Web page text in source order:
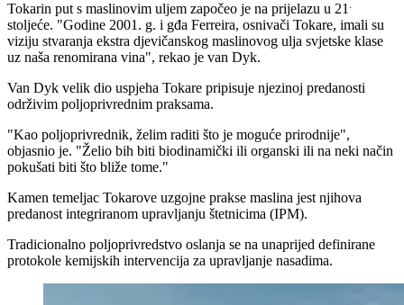
Tokarin put s maslinovim uljem započeo je na prijelazu u 21
stoljeće. "Godine 2001. g. i gđa Ferreira, osnivači Tokare, imali su
viziju stvaranja ekstra djevičanskog maslinovog ulja svjetske klase
uz naša renomirana vina", rekao je van Dyk.
Van Dyk velik dio uspjeha Tokare pripisuje njezinoj predanosti
održivim poljoprivrednim praksama.
"Kao poljoprivrednik, želim raditi što je moguće prirodnije",
objasnio je. "Želio bih biti biodinamički ili organski ili na neki način
pokušati biti što bliže tome."
Kamen temeljac Tokarove uzgojne prakse maslina jest njihova
predanost integriranom upravljanju štetnicima (IPM).
Tradicionalno poljoprivredstvo oslanja se na unaprijed definirane
protokole kemijskih intervencija za upravljanje nasadima.